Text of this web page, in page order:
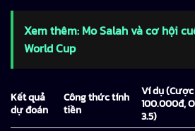
Xem thêm: Mo Salah và cơ hội
World Cup
Kết quả
dự đoán
Công thức tính
tiền
Ví dụ (Cược
100.000đ,
3.5)